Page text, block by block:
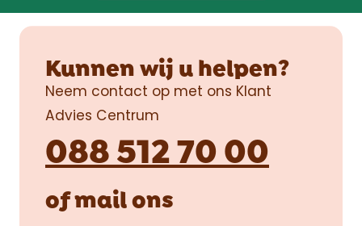
Kunnen wij u helpen?
Neem contact op met ons Klant
Advies Centrum
088 512 70 00
ofmailons